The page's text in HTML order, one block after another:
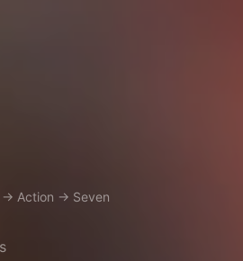
→ Action → Seven